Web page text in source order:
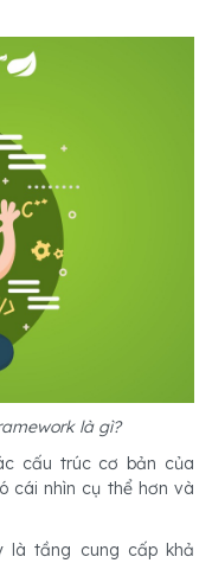
là gì?
cấu trúc cơ bản của
cái nhìn cụ thể hơn và
là tầng cung cấp khả